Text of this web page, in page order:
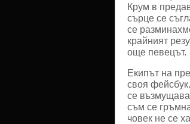
Крум в
сърце се
се
крайният
още певецът.
Екипът на
своя
се
съм се
човек не се